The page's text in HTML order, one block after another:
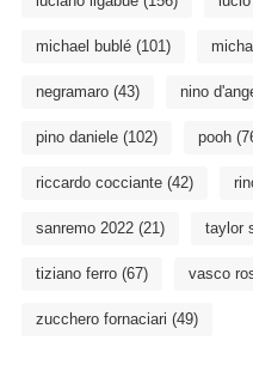
michael bublé(101)
negramaro(43) nino
pino daniele(102) pooh
riccardo cocciante(42)
sanremo 2022(21) taylor
tiziano ferro(67) vasco
zucchero fornaciari (49)